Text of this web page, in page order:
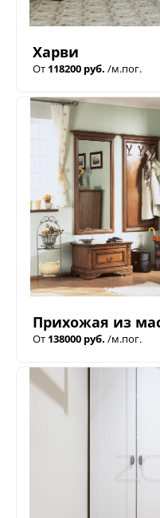
Харви
От 118200 руб. /м.пог.
Прихожая из
От 138000 руб. /м.пог.